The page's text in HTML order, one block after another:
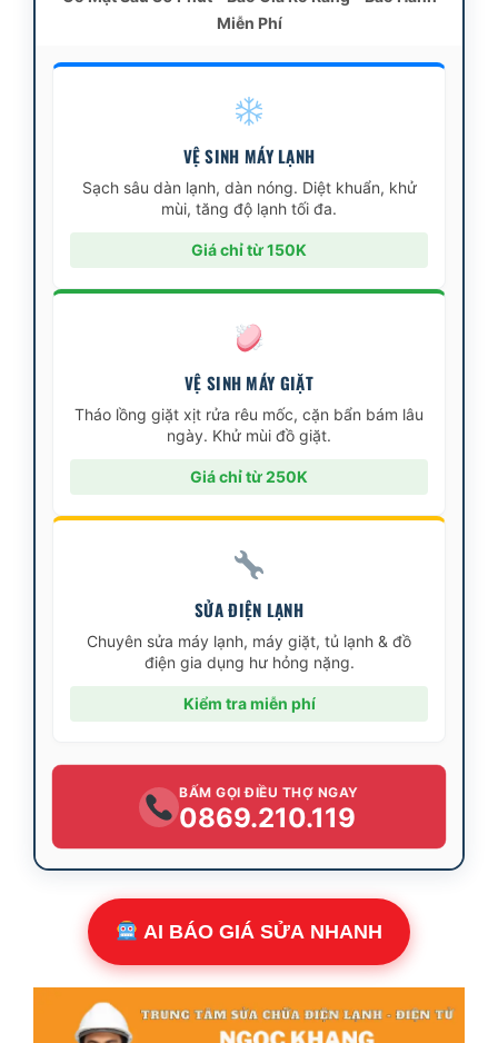
Miễn Phí
VỆ SINH MÁY LẠNH
Sạch sâu dàn lạnh, dàn nóng. Diệt khuẩn, khử
mùi, tăng độ lạnh tối đa.
Giá chỉ từ 150K
VỆ SINH MÁY GIẶT
Tháo lồng giặt xịt rửa rêu mốc, cặn bẩn bám lâu
ngày. Khử mùi đồ giặt.
Giá chỉ từ 250K
SỬA ĐIỆN LẠNH
Chuyên sửa máy lạnh, máy giặt, tủ lạnh & đồ
điện gia dụng hư hỏng nặng.
Kiểm tra miễn phí
BẤM GỌI ĐIỀU THỢ NGAY
0869.210.119
AI BÁO GIÁ SỬA NHANH